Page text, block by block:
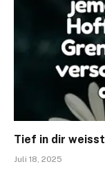
Tief in dir
Juli 18, 2025